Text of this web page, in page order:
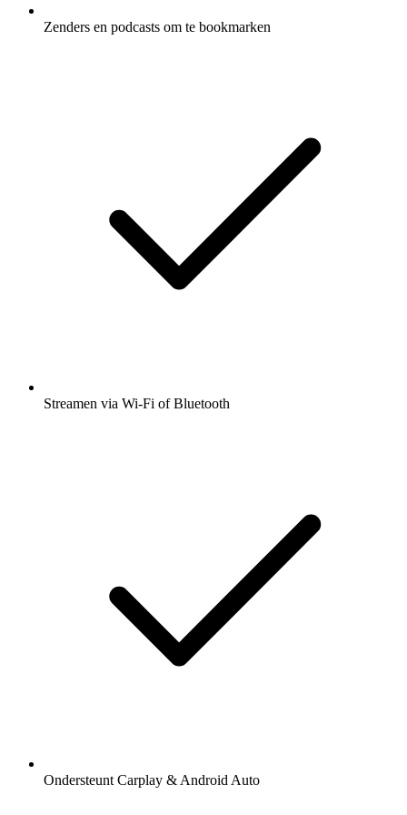
Zenders en podcasts om te bookmarken
Streamen via Wi-Fi of Bluetooth
Ondersteunt Carplay & Android Auto